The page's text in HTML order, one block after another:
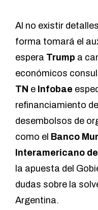
Al no existir
forma tomará el
espera Trump a
económicos
TN e Infobae
refinanciamiento
desembolsos de
como el Banco
Interamericano
la apuesta del
dudas sobre la
Argentina.